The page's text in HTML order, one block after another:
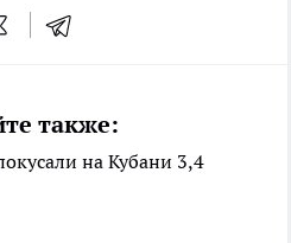
также:
на Кубани 3,4